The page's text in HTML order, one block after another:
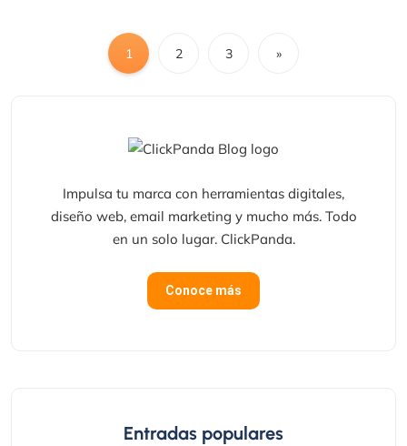
1 2 3 »
Impulsa tu marca con herramientas digitales,
diseño web, email marketing y mucho más. Todo
en un solo lugar. ClickPanda.
Conoce más
Entradas populares